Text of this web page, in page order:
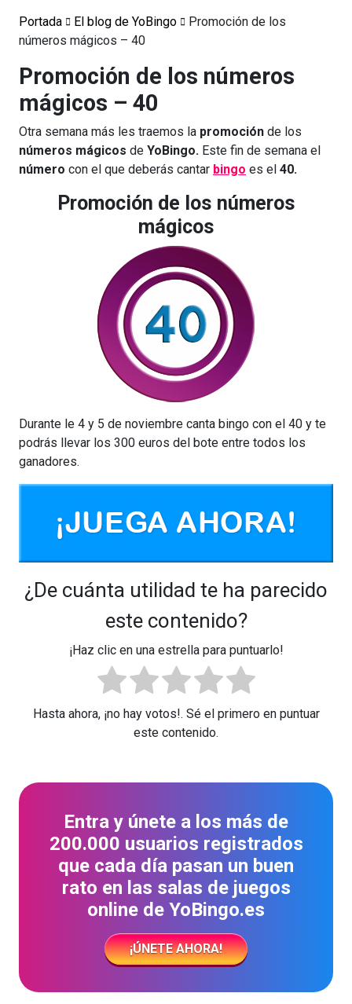
Portada El blog de YoBingo
Promoción de los
números mágicos – 40
Promoción de los números
mágicos – 40
Otra semana más les traemos la promoción de los
números mágicos de YoBingo. Este fin de semana el
número con el que deberás cantar bingo es el 40.
Promoción de los números
mágicos
Durante le 4 y 5 de noviembre canta bingo con el 40 y te
podrás llevar los 300 euros del bote entre todos los
ganadores.
¿De cuánta utilidad te ha parecido
este contenido?
¡Haz clic en una estrella para puntuarlo!
Hasta ahora, ¡no hay votos!. Sé el primero en puntuar
este contenido.
Entra y únete a los más de
200.000 usuarios registrados
que cada día pasan un buen
rato en las salas de juegos
online de YoBingo.es
¡ÚNETE AHORA!